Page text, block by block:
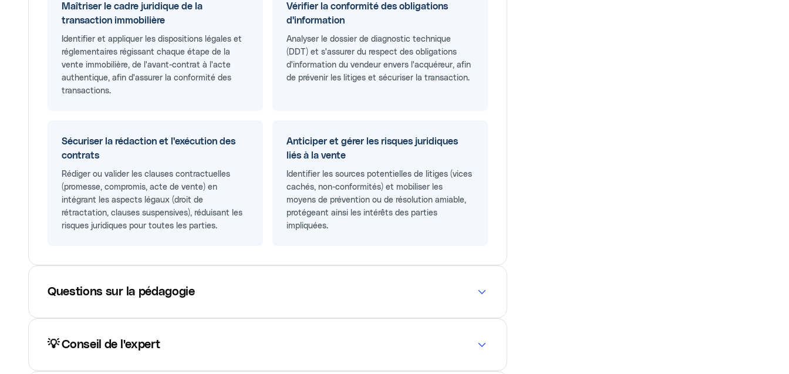
Maîtriser le cadre juridique de la
transaction immobilière
Identifier et appliquer les dispositions légales et
réglementaires régissant chaque étape de la
vente immobilière, de l'avant-contrat à l'acte
authentique, afin d'assurer la conformité des
transactions.
Vérifier la conformité des obligations
d'information
Analyser le dossier de diagnostic technique
(DDT) et s'assurer du respect des obligations
d'information du vendeur envers l'acquéreur, afin
de prévenir les litiges et sécuriser la transaction.
Sécuriser la rédaction et l'exécution des
contrats
Rédiger ou valider les clauses contractuelles
(promesse, compromis, acte de vente) en
intégrant les aspects légaux (droit de
rétractation, clauses suspensives), réduisant les
risques juridiques pour toutes les parties.
Anticiper et gérer les risques juridiques
liés à la vente
Identifier les sources potentielles de litiges (vices
cachés, non-conformités) et mobiliser les
moyens de prévention ou de résolution amiable,
protégeant ainsi les intérêts des parties
impliquées.
Questions sur la pédagogie
💡 Conseil de l'expert